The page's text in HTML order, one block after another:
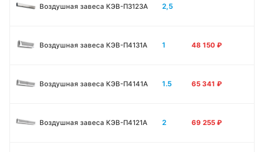
Воздушная завеса КЭВ-П3123A 2,5
Воздушная завеса КЭВ-П4131A 1 48 150 ₽
Воздушная завеса КЭВ-П4141A 1.5 65 341 ₽
Воздушная завеса КЭВ-П4121A 2 69 255 ₽